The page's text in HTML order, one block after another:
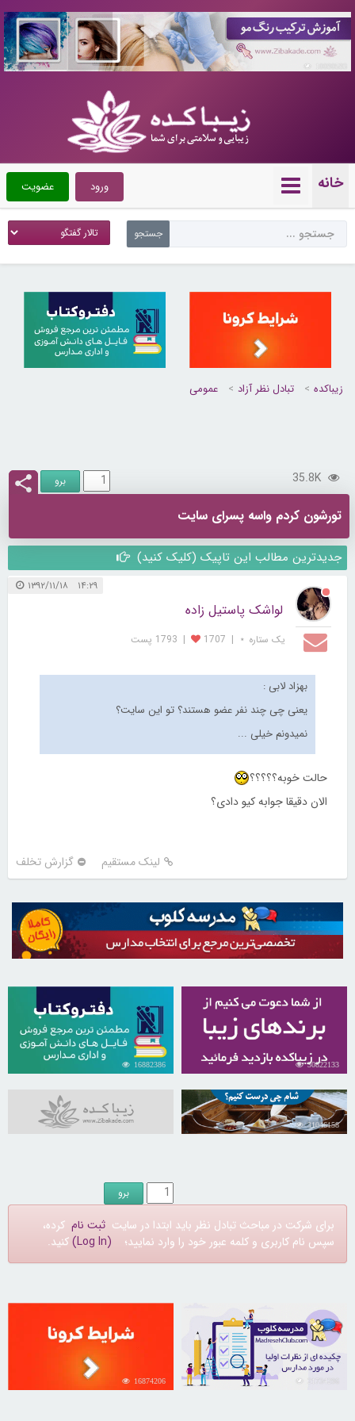
خانه عضویت ورود
زیباکده تبادل نظر آزاد عمومی
35.8K
تورشون کردم واسه پسرای سایت
جدیدترین مطالب این تاپیک (کلیک کنید)
۱۴:۲۹ ۱۳۹۲/۱۱/۱۸
لواشک پاستیل زاده
یک ستاره ⋆ |
1707
| 1793 پست
بهزاد لابی :
یعنی چی چند نفر عضو هستند؟ تو این سایت؟
نمیدونم خیلی ...
حالت خوبه؟؟؟؟؟
الان دقیقا جوابه کیو دادی؟
لینک مستقیم گزارش تخلف
30822133
16882386
31046158
برای شرکت در مباحث تبادل نظر باید ابتدا در سایت ثبت نام کرده،
سپس نام کاربری و کلمه عبور خود را وارد نمایید؛ (Log In) کنید.
16874206